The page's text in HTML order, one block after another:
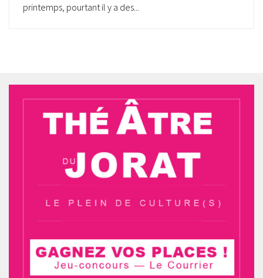
printemps, pourtant il y a des...